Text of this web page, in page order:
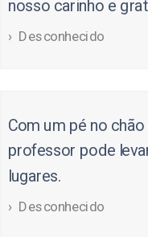
nosso carinho e
Desconhecido
Com um pé no
professor pode
lugares.
Desconhecido